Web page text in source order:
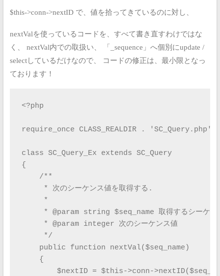
$this->conn->nextID で、値を拾ってきているのに対し、
nextValを使っているコードを、すべて書き直すわけではな
く、
nextVal内での取扱い、
「_sequence」へ個別にupdate /
selectしているだけなので、
コードの修正は、最小限となっ
ております！
<?php
require_once CLASS_REALDIR . 'SC_Query.php';
class SC_Query_Ex extends SC_Query
{
    /**
     * 次のシーケンス値を取得する.
     *
* @param string $seq_name 取得するシーケン
     * @param integer 次のシーケンス値
     */
    public function nextVal($seq_name)
    {